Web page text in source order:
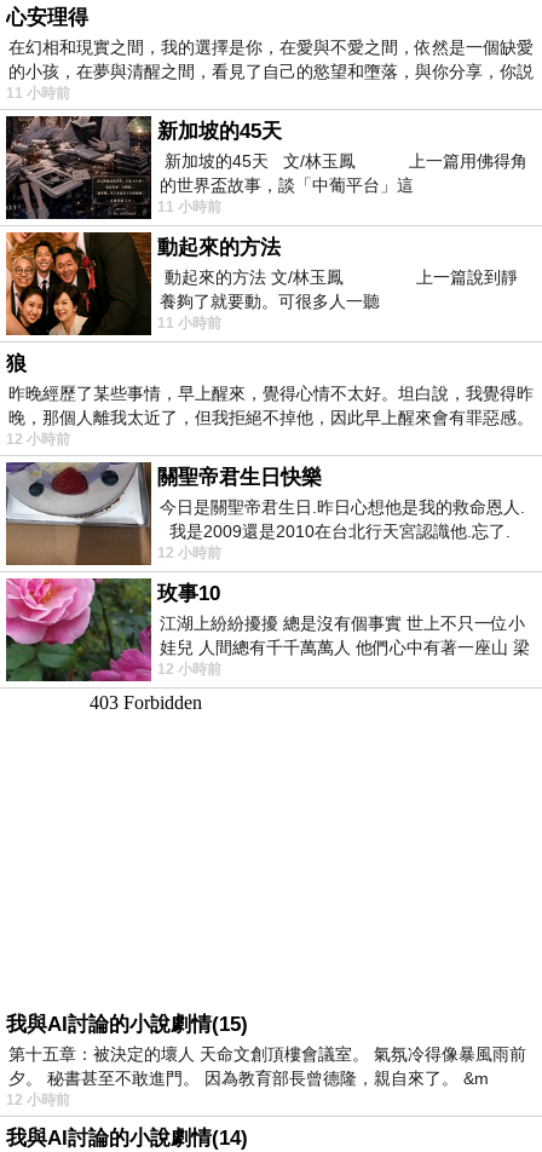
心安理得
在幻相和現實之間，我的選擇是你，在愛與不愛之間，依然是一個缺愛
的小孩，在夢與清醒之間，看見了自己的慾望和墮落，與你分享，你説
11 小時前
新加坡的45天
新加坡的45天 文/林玉鳳 上一篇用佛得角
的世界盃故事，談「中葡平台」這
11 小時前
動起來的方法
動起來的方法 文/林玉鳳 上一篇說到靜
養夠了就要動。可很多人一聽
11 小時前
狼
昨晚經歷了某些事情，早上醒來，覺得心情不太好。坦白說，我覺得昨
晚，那個人離我太近了，但我拒絕不掉他，因此早上醒來會有罪惡感。
12 小時前
關聖帝君生日快樂
今日是關聖帝君生日.昨日心想他是我的救命恩人.
我是2009還是2010在台北行天宮認識他.忘了.
一個奇摩交友的網友學
12 小時前
玫事10
江湖上紛紛擾擾 總是沒有個事實 世上不只一位小
娃兒 人間總有千千萬萬人 他們心中有著一座山 梁
山佛山泰華衡恆嵩 一山之高
12 小時前
我與AI討論的小說劇情(15)
第十五章：被決定的壞人 天命文創頂樓會議室。 氣氛冷得像暴風雨前
夕。 秘書甚至不敢進門。 因為教育部長曾德隆，親自來了。 &m
12 小時前
我與AI討論的小說劇情(14)